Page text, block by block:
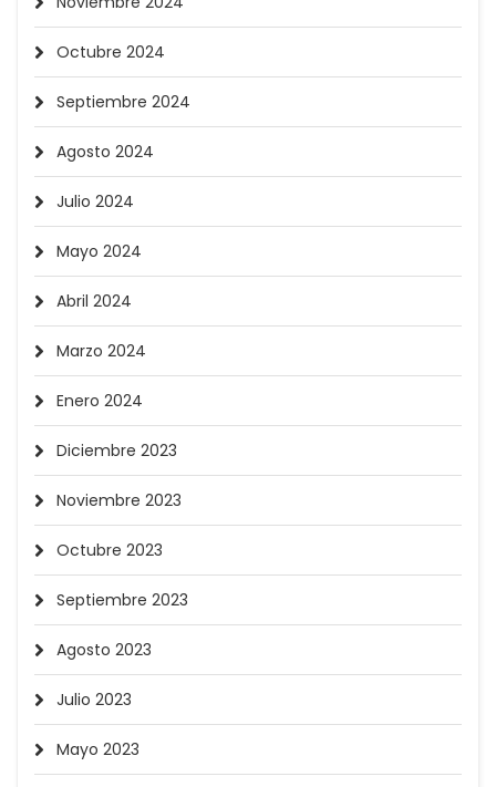
Octubre 2024
Septiembre 2024
Agosto 2024
Julio 2024
Mayo 2024
Abril 2024
Marzo 2024
Enero 2024
Diciembre 2023
Noviembre 2023
Octubre 2023
Septiembre 2023
Agosto 2023
Julio 2023
Mayo 2023